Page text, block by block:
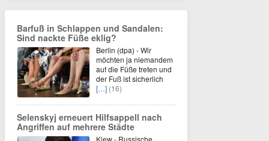
Barfuß in Schlappen und Sandalen:
Sind nackte Füße eklig?
Berlin (dpa) - Wir
möchten ja niemandem
auf die Füße treten und
der Fuß ist sicherlich
[…] (16)
Selenskyj erneuert Hilfsappell nach
Angriffen auf mehrere Städte
Kiew - Russische